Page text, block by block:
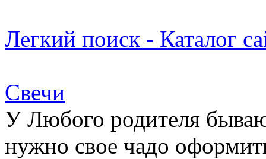
Легкий поиск - Каталог
Свечи
У Любого родителя
нужно свое чадо